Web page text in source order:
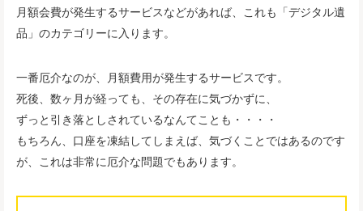
月額会費が発生するサービスなどがあれば、これも「デジタル遺
品」のカテゴリーに入ります。
一番厄介なのが、月額費用が発生するサービスです。
死後、数ヶ月が経っても、その存在に気づかずに、
ずっと引き落としされているなんてことも・・・・
もちろん、口座を凍結してしまえば、気づくことではあるのです
が、これは非常に厄介な問題でもあります。